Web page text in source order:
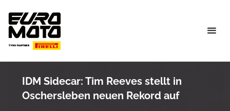
content
IDM Sidecar: Tim Reeves stellt in
Oschersleben neuen Rekord auf